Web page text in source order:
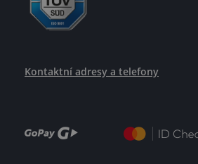
Kontaktní adresy a telefony